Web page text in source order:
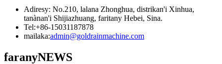
Adiresy: No.210, lalana Zhonghua, distrikan'i Xinhua,
tanànan'i Shijiazhuang, faritany Hebei, Sina.
Tel:+86-15031187878
mailaka:admin@goldrainmachine.com
faranyNEWS